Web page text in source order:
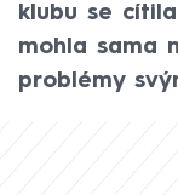
klubu se
mohla sama
problémy